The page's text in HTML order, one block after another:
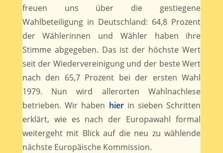
freuen uns über die gestiegene
Wahlbeteiligung in Deutschland: 64,8 Prozent
der Wählerinnen und Wähler haben ihre
Stimme abgegeben. Das ist der höchste Wert
seit der Wiedervereinigung und der beste Wert
nach den 65,7 Prozent bei der ersten Wahl
1979. Nun wird allerorten Wahlnachlese
betrieben. Wir haben hierin sieben Schritten
erklärt, wie es nach der Europawahl formal
weitergeht mit Blick auf die neu zu wählende
nächste Europäische Kommission.